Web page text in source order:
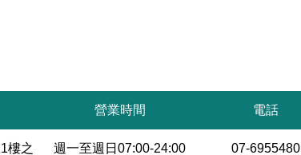
營業時間 電話
樓之 週一至週日07:00-24:00 07-6955480